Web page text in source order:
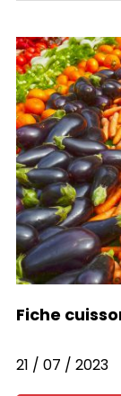
Fiche
21 / 07 / 2023